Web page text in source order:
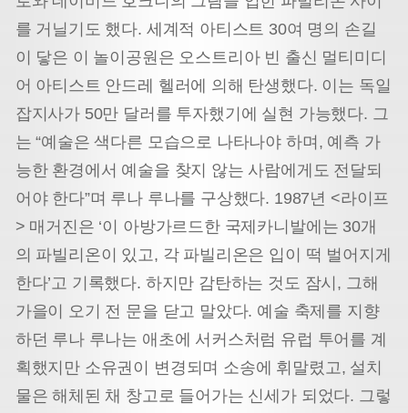
를 거닐기도 했다. 세계적 아티스트 30여 명의 손길
이 닿은 이 놀이공원은 오스트리아 빈 출신 멀티미디
어 아티스트 안드레 헬러에 의해 탄생했다. 이는 독일
잡지사가 50만 달러를 투자했기에 실현 가능했다. 그
는 “예술은 색다른 모습으로 나타나야 하며, 예측 가
능한 환경에서 예술을 찾지 않는 사람에게도 전달되
어야 한다”며 루나 루나를 구상했다. 1987년 <라이프
> 매거진은 ‘이 아방가르드한 국제 카니발에는 30개
의 파빌리온이 있고, 각 파빌리온은 입이 떡 벌어지게
한다’고 기록했다. 하지만 감탄하는 것도 잠시, 그해
가을이 오기 전 문을 닫고 말았다. 예술 축제를 지향
하던 루나 루나는 애초에 서커스처럼 유럽 투어를 계
획했지만 소유권이 변경되며 소송에 휘말렸고, 설치
물은 해체된 채 창고로 들어가는 신세가 되었다. 그렇